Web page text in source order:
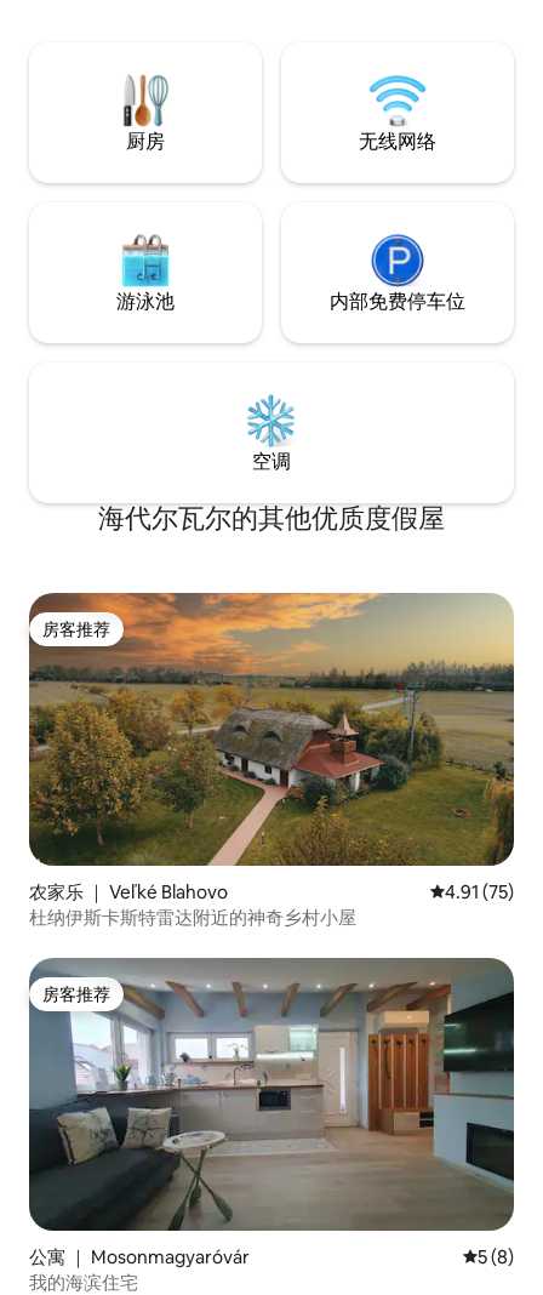
卫生间。 这栋房
团体、情侣或独自
者，适合几天住宿
个带小游泳池的大
台，夏天的可爱休
厨房 无线网络
游泳池 内部免费停车位
空调
海代尔瓦尔的其他优质度假屋
房客推荐
房客推荐
农家乐 ｜ Veľké Blahovo 平均评分
4.91 (75)
杜纳伊斯卡斯特雷达附近的神奇乡村小屋
房客推荐
房客推荐
公寓 ｜ Mosonmagyaróvár 平均评分
5 (8)
我的海滨住宅